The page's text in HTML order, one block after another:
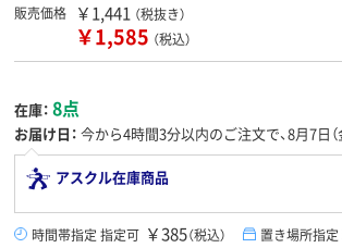
販売価格 ￥1,441 （税抜き）
￥1,585 （税込）
在庫： 8点
お届け日： 今から4時間3分以内のご注文で、8月7日（
アスクル在庫商品
時間帯指定 指定可 ￥385（税込） 置き場所指